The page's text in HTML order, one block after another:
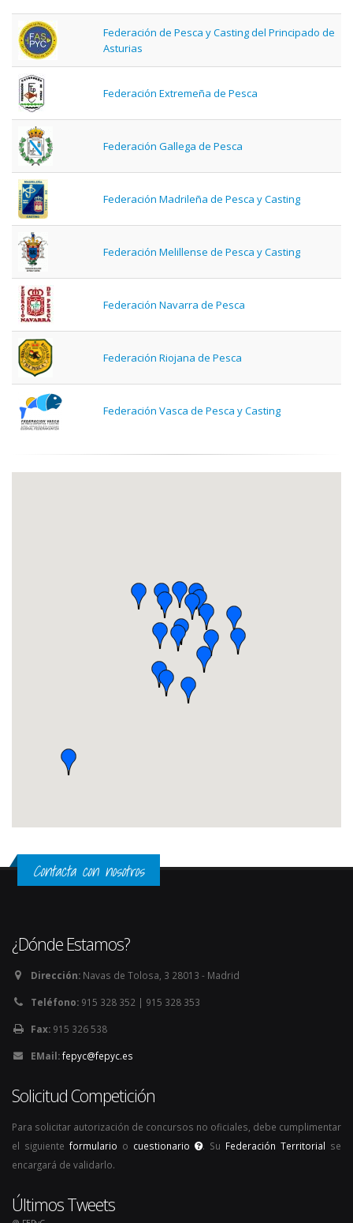
Federación de Pesca y Casting del Principado de
Asturias
Federación Extremeña de Pesca
Federación Gallega de Pesca
Federación Madrileña de Pesca y Casting
Federación Melillense de Pesca y Casting
Federación Navarra de Pesca
Federación Riojana de Pesca
Federación Vasca de Pesca y Casting
Contacta con nosotros
¿Dónde Estamos?
Dirección: Navas de Tolosa, 3 28013 - Madrid
Teléfono: 915 328 352 | 915 328 353
Fax: 915 326 538
EMail:fepyc@fepyc.es
Solicitud Competición
Para solicitar autorización de concursos no oficiales, debe cumplimentar
el siguiente formulario o cuestionario . Su Federación Territorial se
encargará de validarlo.
Últimos Tweets